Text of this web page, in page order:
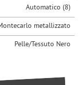
Automatico (8)
metallizzato
Pelle/Tessuto Nero